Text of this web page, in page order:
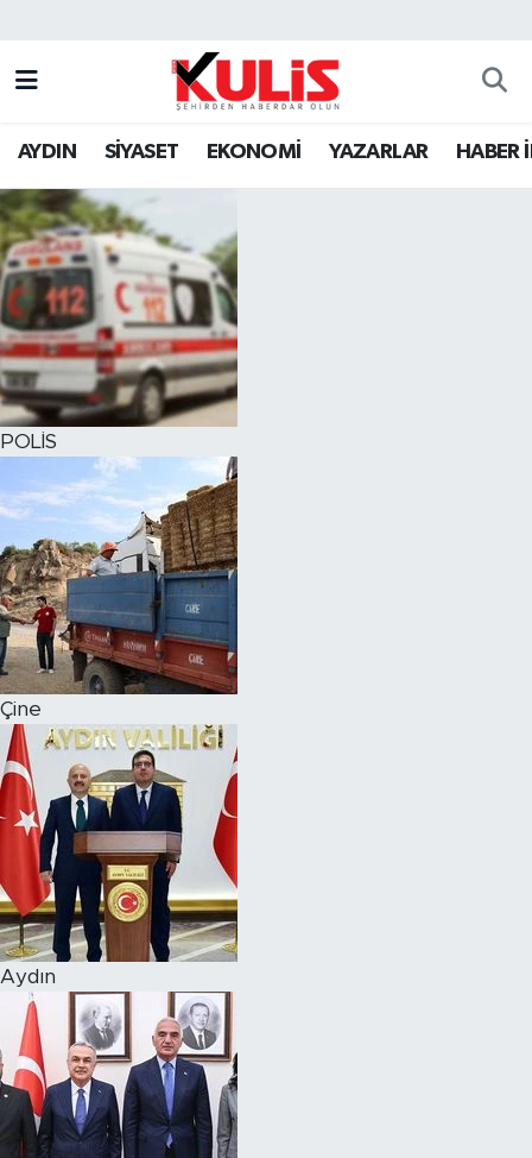
AYDIN SİYASET EKONOMİ YAZARLAR HABER
POLİS
Çine
Aydın